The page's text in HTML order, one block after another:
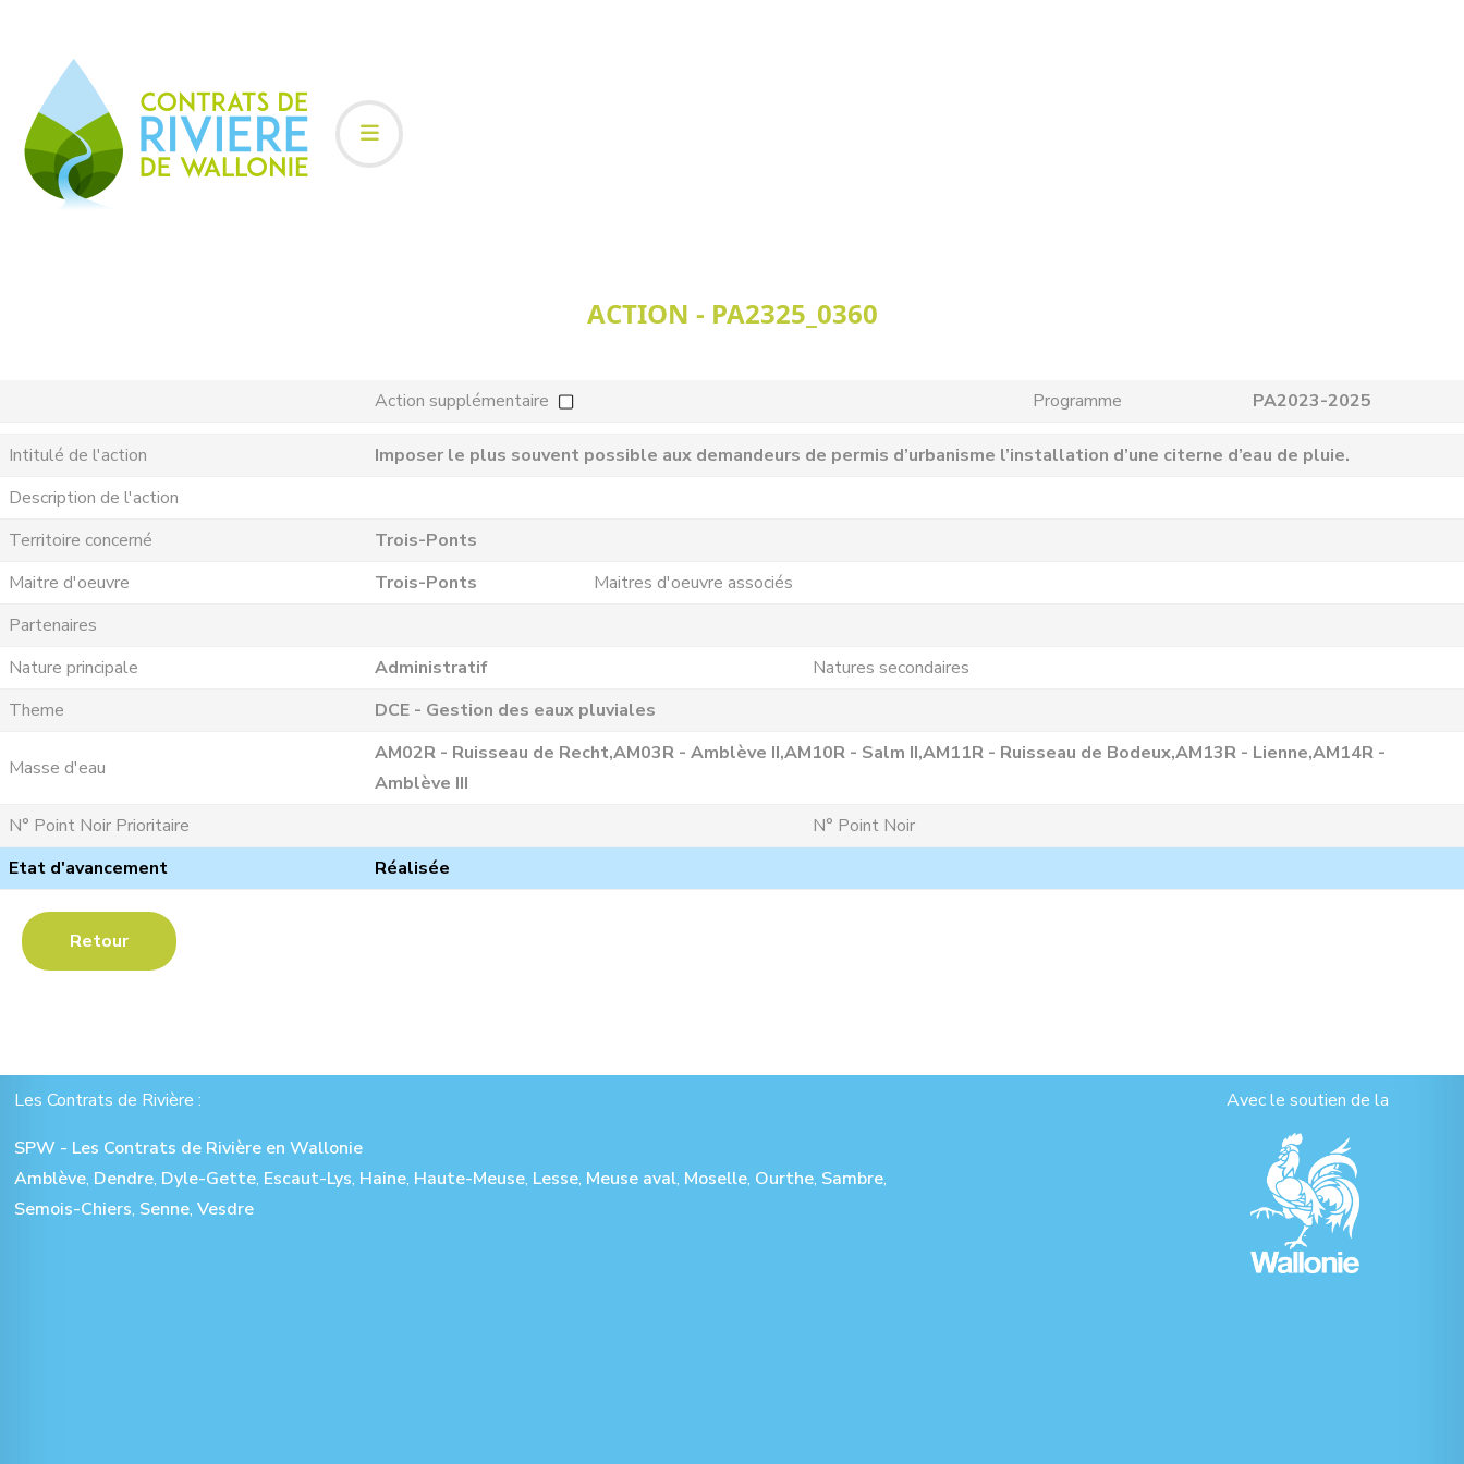
ACTION - PA2325_0360
Action supplémentaire Programme PA2023-2025
Intitulé de l'action
Imposer le plus souvent possible aux demandeurs de permis d’urbanisme l’installation d’une citerne d’eau de pluie.
Description de l'action
Territoire concerné
Trois-Ponts
Maitre d'oeuvre
Trois-Ponts
Maitres d'oeuvre associés
Partenaires
Nature principale
Administratif
Natures secondaires
Theme
DCE - Gestion des eaux pluviales
Masse d'eau
AM02R - Ruisseau de Recht,AM03R - Amblève II,AM10R - Salm II,AM11R - Ruisseau de Bodeux,AM13R - Lienne,AM14R -
Amblève III
N° Point Noir Prioritaire
N° Point Noir
Etat d'avancement
Réalisée
Retour
Les Contrats de Rivière :
SPW - Les Contrats de Rivière en Wallonie
Amblève, Dendre, Dyle-Gette, Escaut-Lys, Haine, Haute-Meuse, Lesse, Meuse aval, Moselle, Ourthe, Sambre,
Semois-Chiers, Senne, Vesdre
Avec le soutien de la